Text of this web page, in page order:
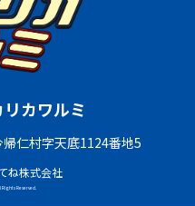
カワルミ
仁村字天底1124番地5
ね株式会社
Rights Reserved.